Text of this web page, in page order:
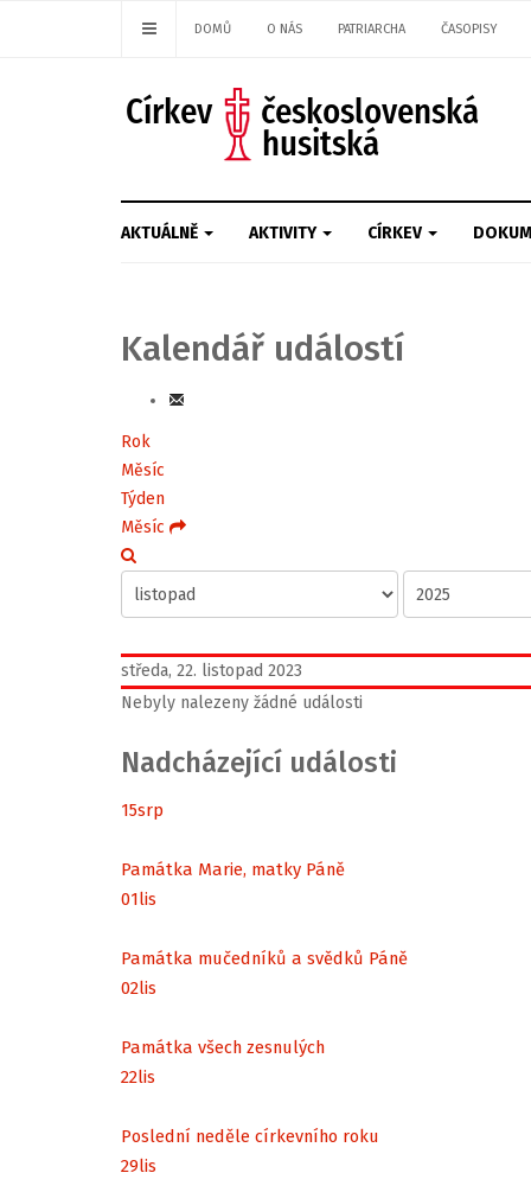
DOMŮ O NÁS PATRIARCHA ČASOPISY
AKTUÁLNĚ AKTIVITY CÍRKEV
Kalendář událostí
Rok
Měsíc
Týden
Měsíc
středa, 22. listopad 2023
Nebyly nalezeny žádné události
Nadcházející události
15srp
Památka Marie, matky Páně
01lis
Památka mučedníků a svědků Páně
02lis
Památka všech zesnulých
22lis
Poslední neděle církevního roku
29lis